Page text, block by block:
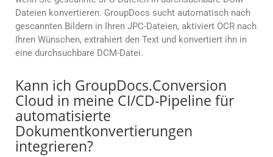
Dateien konvertieren. GroupDocs sucht automatisch nach
gescannten Bildern in Ihren JPC-Dateien, aktiviert OCR nach
Ihren Wünschen, extrahiert den Text und konvertiert ihn in
eine durchsuchbare DCM-Datei.
Kann ich GroupDocs.Conversion
Cloud in meine CI/CD-Pipeline für
automatisierte
Dokumentkonvertierungen
integrieren?